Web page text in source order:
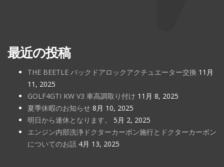
最近の投稿
THE BEETLE バックドアロックアクチュエーター交換 11月
11, 2025
GOLF4GTI KW V3 車高調取り付け 11月 8, 2025
夏季休暇のお知らせ 8月 10, 2025
明日から連休となります。
5月 2, 2025
エンジン内部洗浄ドクターカーボン施行とドクターカーボン
についてのお話 4月 13, 2025